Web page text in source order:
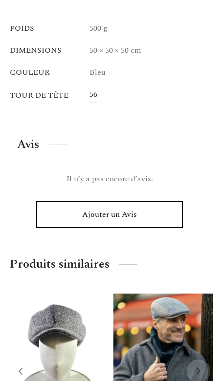
POIDS
500 g
DIMENSIONS
50 × 50 × 50 cm
COULEUR
Bleu
TOUR DE TÊTE
56
Avis
Il n’y a pas encore d’avis.
Ajouter un Avis
Produits similaires